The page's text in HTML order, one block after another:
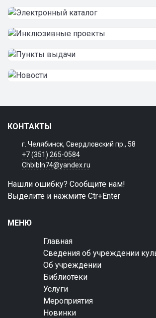
КОНТАКТЫ
г. Челябинск, Свердловский пр., 58
+7 (351) 265-0584
Chbibln74@yandex.ru
Нашли ошибку? Сообщите нам!
Выделите и нажмите Ctr+Enter
МЕНЮ
Главная
Сведения об учреждении
Об учреждении
Библиотеки
Услуги
Мероприятия
Новинки